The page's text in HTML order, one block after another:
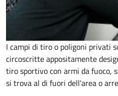
I campi di tiro o poligoni privati
circoscritte appositamente
tiro sportivo con armi da fuoco,
si trova al di fuori dell'area o